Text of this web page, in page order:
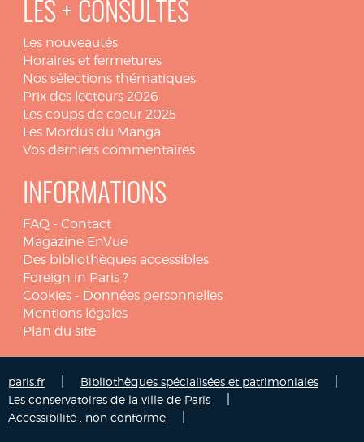
LES + CONSULTÉS
Les nouveautés
Horaires et fermetures
Nos sélections thématiques
Prix des lecteurs 2026
Les coups de coeur 2025
Les Mordus du Manga
Vos derniers commentaires
INFORMATIONS
FAQ - Contact
Magazine EnVue
Des bibliothèques accessibles
Foreign in Paris ?
Cookies - Données personnelles
Mentions légales
Plan du site
paris.fr Bibliothèques spécialisées et patrimoniales
Les conservatoires de la ville de Paris
Accessibilité : non conforme